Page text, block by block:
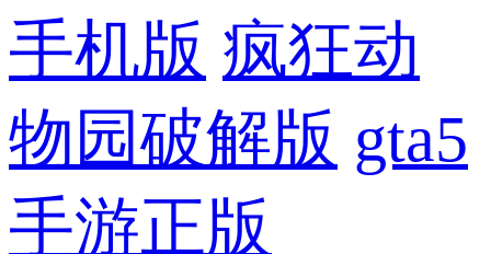
手机版 疯狂动
物园破解版 gta5
手游正版